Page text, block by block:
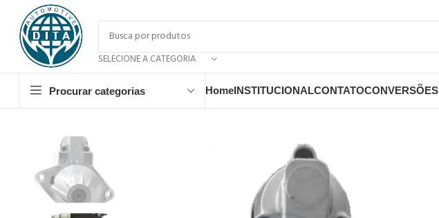
SELECIONE A CATEGORIA
Procurar categorias HomeINSTITUCIONALCONTATOCONVERSÕES